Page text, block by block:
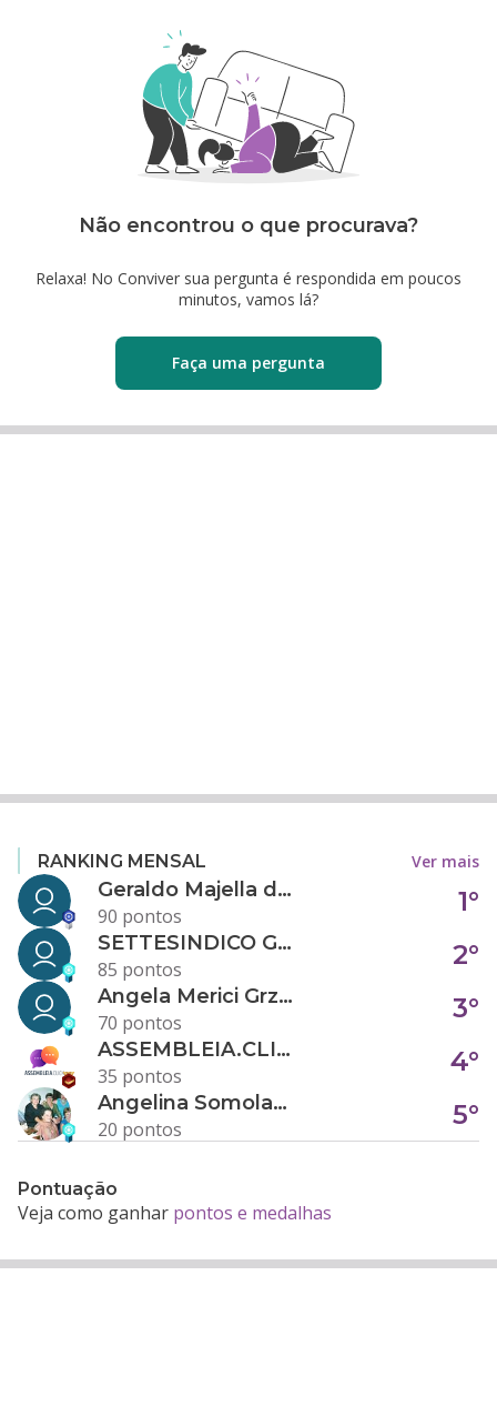
Não encontrou o que procurava?
Relaxa! No Conviver sua pergunta é respondida em poucos
minutos, vamos lá?
Faça uma pergunta
RANKING MENSAL Ver mais
Geraldo Majella da Silva
90 pontos
1°
SETTESINDICO GOVERNANÇA CONDOMINIAL
85 pontos
2°
Angela Merici Grzybowski
70 pontos
3°
ASSEMBLEIA.CLICK
35 pontos
4°
Angelina Somolanji R. Oliveira
20 pontos
5°
Pontuação
Veja como ganhar pontos e medalhas